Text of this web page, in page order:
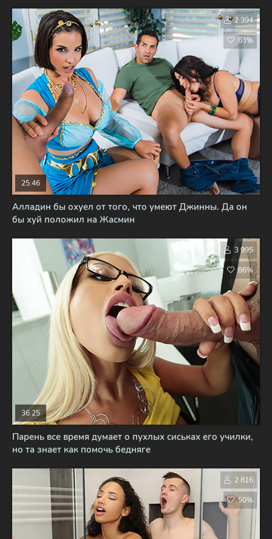
Алладин бы охуел от того, что умеют Джинны. Да он
бы хуй положил на Жасмин
25:46
2 394
63%
Парень все время думает о пухлых сиськах его училки,
но та знает как помочь бедняге
36:25
3 995
86%
2 816
50%